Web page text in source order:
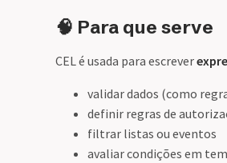
🧠 Para que serve
CEL é usada para escrever
validar dados (como
definir regras de
filtrar listas ou eventos
avaliar condições em